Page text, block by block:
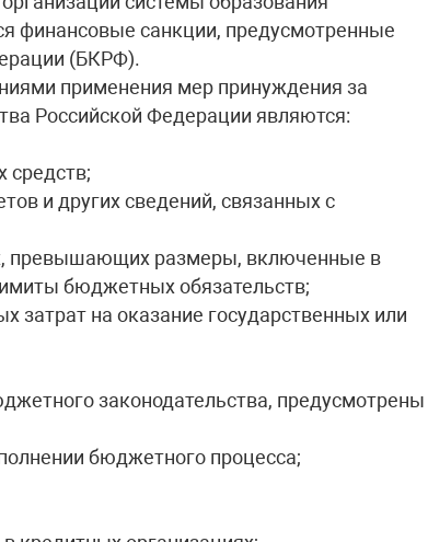
финансовые санкции, предусмотренные
(БКРФ).
применения мер принуждения за
Российской Федерации являются:
средств;
и других сведений, связанных с
превышающих размеры, включенные в
бюджетных обязательств;
затрат на оказание государственных или
законодательства, предусмотрены
бюджетного процесса;